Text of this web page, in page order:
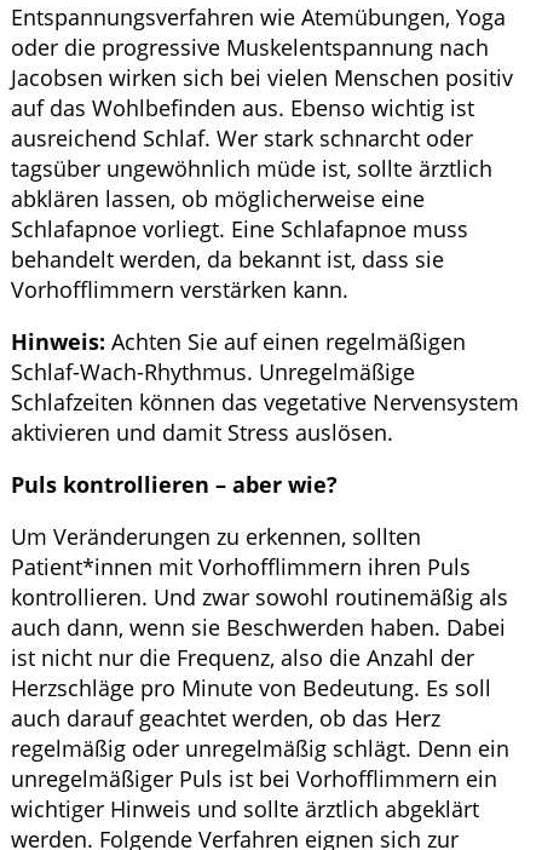
Entspannungsverfahren wie Atemübungen, Yoga
oder die progressive Muskelentspannung nach
Jacobsen wirken sich bei vielen Menschen positiv
auf das Wohlbefinden aus. Ebenso wichtig ist
ausreichend Schlaf. Wer stark schnarcht oder
tagsüber ungewöhnlich müde ist, sollte ärztlich
abklären lassen, ob möglicherweise eine
Schlafapnoe vorliegt. Eine Schlafapnoe muss
behandelt werden, da bekannt ist, dass sie
Vorhofflimmern verstärken kann.
Hinweis: Achten Sie auf einen regelmäßigen
Schlaf-Wach-Rhythmus. Unregelmäßige
Schlafzeiten können das vegetative Nervensystem
aktivieren und damit Stress auslösen.
Puls kontrollieren – aber wie?
Um Veränderungen zu erkennen, sollten
Patient*innen mit Vorhofflimmern ihren Puls
kontrollieren. Und zwar sowohl routinemäßig als
auch dann, wenn sie Beschwerden haben. Dabei
ist nicht nur die Frequenz, also die Anzahl der
Herzschläge pro Minute von Bedeutung. Es soll
auch darauf geachtet werden, ob das Herz
regelmäßig oder unregelmäßig schlägt. Denn ein
unregelmäßiger Puls ist bei Vorhofflimmern ein
wichtiger Hinweis und sollte ärztlich abgeklärt
werden. Folgende Verfahren eignen sich zur